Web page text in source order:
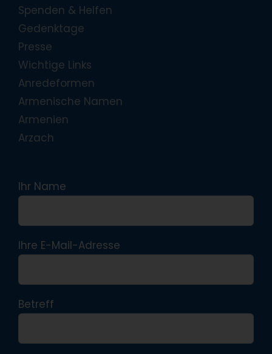
Spenden & Helfen
Gedenktage
Presse
Wichtige Links
Anredeformen
Armenische Namen
Armenien
Arzach
Ihr Name
Ihre E-Mail-Adresse
Betreff